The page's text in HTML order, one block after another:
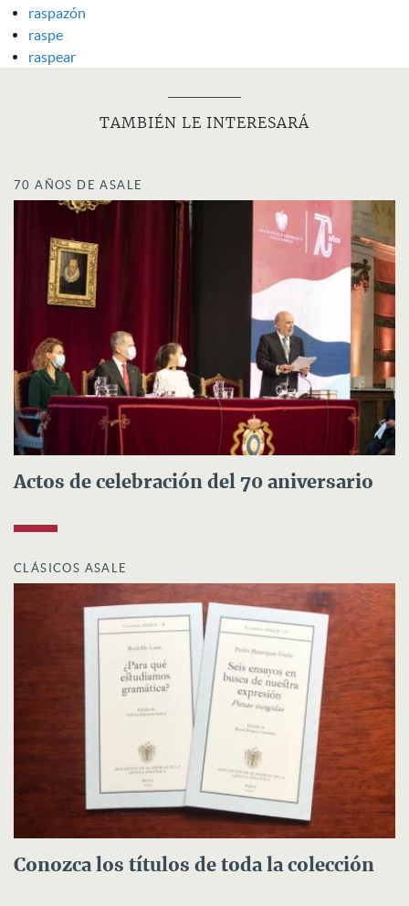
raspazón
raspe
raspear
TAMBIÉN LE INTERESARÁ
70 AÑOS DE ASALE
Actos de celebración del 70 aniversario
CLÁSICOS ASALE
Conozca los títulos de toda la colección